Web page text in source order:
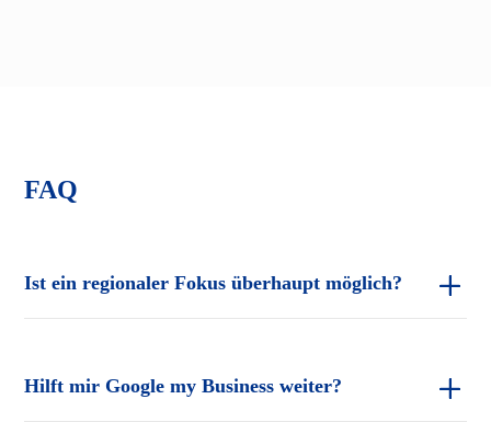
FAQ
Ist ein regionaler Fokus überhaupt möglich?
Hilft mir Google my Business weiter?